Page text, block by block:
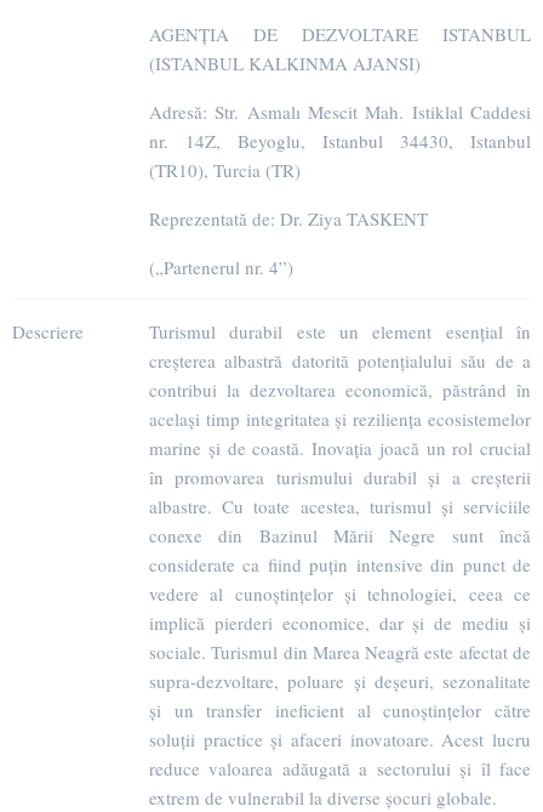
AGENȚIA DE DEZVOLTARE ISTANBUL
(ISTANBUL KALKINMA AJANSI)
Adresă: Str. Asmalı Mescit Mah. Istiklal Caddesi
nr. 14Z, Beyoglu, Istanbul 34430, Istanbul
(TR10), Turcia (TR)
Reprezentată de: Dr. Ziya TASKENT
(„Partenerul nr. 4”)
Descriere
Turismul durabil este un element esențial în
creșterea albastră datorită potențialului său de a
contribui la dezvoltarea economică, păstrând în
același timp integritatea și reziliența ecosistemelor
marine și de coastă. Inovația joacă un rol crucial
în promovarea turismului durabil și a creșterii
albastre. Cu toate acestea, turismul și serviciile
conexe din Bazinul Mării Negre sunt încă
considerate ca fiind puțin intensive din punct de
vedere al cunoștințelor și tehnologiei, ceea ce
implică pierderi economice, dar și de mediu și
sociale. Turismul din Marea Neagră este afectat de
supra-dezvoltare, poluare și deșeuri, sezonalitate
și un transfer ineficient al cunoștințelor către
soluții practice și afaceri inovatoare. Acest lucru
reduce valoarea adăugată a sectorului și îl face
extrem de vulnerabil la diverse șocuri globale.